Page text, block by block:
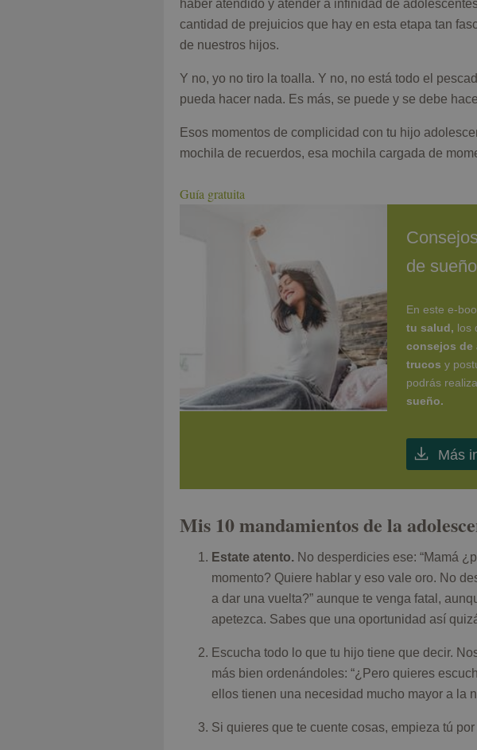
haber atendido y atender a infinidad de
cantidad de prejuicios que hay en esta etapa tan
de nuestros hijos.
Y no, yo no tiro la toalla. Y no, no está todo el
pueda hacer nada. Es más, se puede y se debe
Esos momentos de complicidad con tu hijo
mochila de recuerdos, esa mochila cargada de
Guía gratuita
de
En este e-
tu salud, los
consejos de
trucos y
podrás
sueño.
Más
Mis 10 mandamientos de la
Estate atento. No desperdicies ese: “Mamá
momento? Quiere hablar y eso vale oro. No
a dar una vuelta?” aunque te venga fatal,
apetezca. Sabes que una oportunidad así
Escucha todo lo que tu hijo tiene que decir.
más bien ordenándoles: “¿Pero quieres
ellos tienen una necesidad mucho mayor a la
Si quieres que te cuente cosas, empieza tú